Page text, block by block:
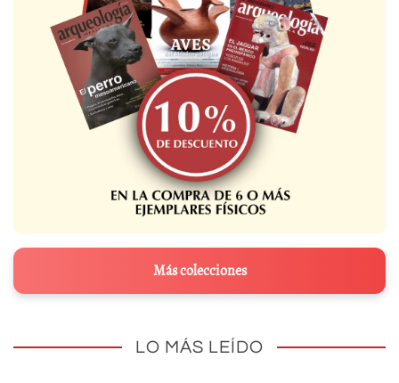
Más colecciones
LO MÁS LEÍDO